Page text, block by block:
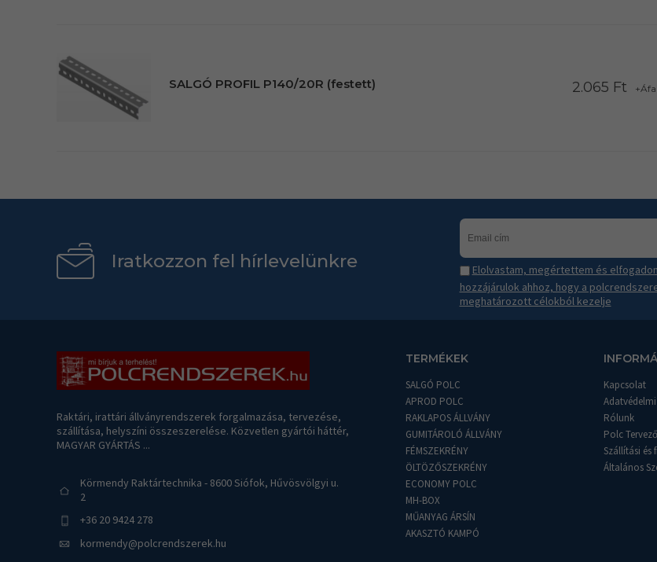
SALGÓ PROFIL P140/20R (festett) 2.065 Ft +Áfa
Iratkozzon fel hírlevelünkre
Elolvastam, megértettem és
hozzájárulok ahhoz, hogy a
meghatározott célokból kezelje
Raktári, irattári állványrendszerek forgalmazása, tervezése,
szállítása, helyszíni összeszerelése. Közvetlen gyártói háttér,
MAGYAR GYÁRTÁS ...
Körmendy Raktártechnika - 8600 Siófok, Hűvösvölgyi u.
2
+36 20 9424 278
kormendy@polcrendszerek.hu
TERMÉKEK
SALGÓ POLC
APROD POLC
RAKLAPOS ÁLLVÁNY
GUMITÁROLÓ ÁLLVÁNY
FÉMSZEKRÉNY
ÖLTÖZŐSZEKRÉNY
ECONOMY POLC
MH-BOX
MŰANYAG ÁRSÍN
AKASZTÓ KAMPÓ
Kapcsolat
Rólunk
Polc Tervező
Szállítási és
Általános